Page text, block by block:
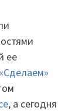
ее
«Сделаем»
, а сегодня